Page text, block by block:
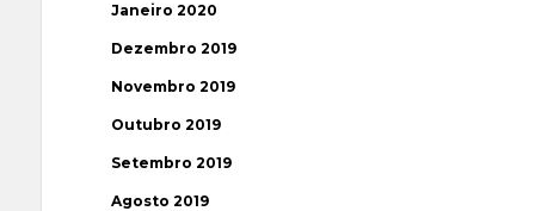
Janeiro 2020
Dezembro 2019
Novembro 2019
Outubro 2019
Setembro 2019
Agosto 2019